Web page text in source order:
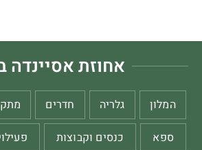
אחוזת אסיינדה
המלון גלריה חדרים
ספא
כנסים וקבוצות